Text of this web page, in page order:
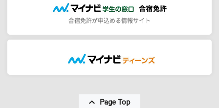
合宿免許が申込める情報サイト
Page Top